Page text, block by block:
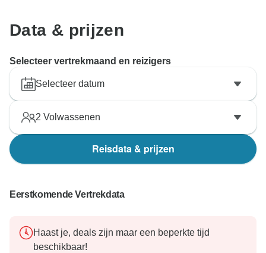
Data & prijzen
Selecteer vertrekmaand en reizigers
Selecteer datum
2 Volwassenen
Reisdata & prijzen
Eerstkomende Vertrekdata
Haast je, deals zijn maar een beperkte tijd
beschikbaar!